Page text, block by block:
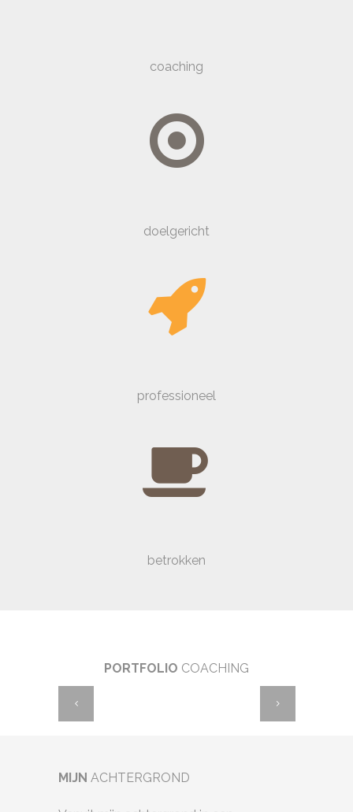
coaching
doelgericht
professioneel
betrokken
PORTFOLIO COACHING
MIJN ACHTERGROND